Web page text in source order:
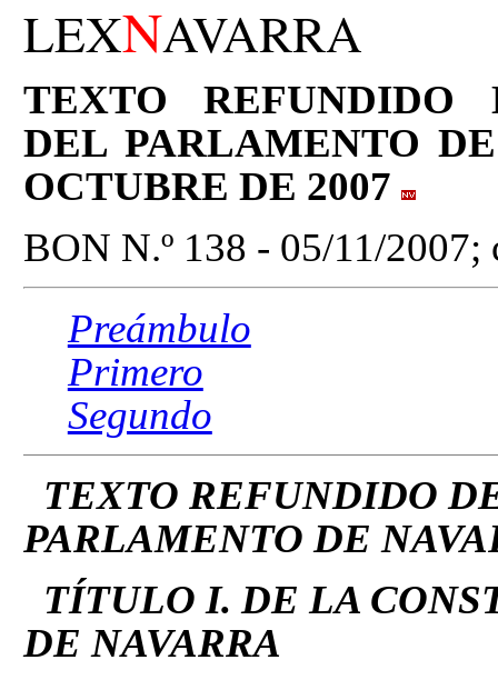
LEXNAVARRA
TEXTO REFUNDIDO
DEL PARLAMENTO
OCTUBRE DE 2007
BON N.º 138 - 05/11/
Preámbulo
Primero
Segundo
TEXTO REFUNDIDO
PARLAMENTO DE
TÍTULO I. DE LA
DE NAVARRA